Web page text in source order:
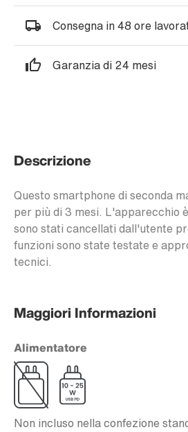
Consegna in 48 ore
Garanzia di 24 mesi
Descrizione
Questo smartphone di seconda
per più di 3 mesi. L'apparecchio
sono stati cancellati dall'utente
funzioni sono state testate e
tecnici.
Maggiori Informazioni
Alimentatore
Non incluso nella confezione